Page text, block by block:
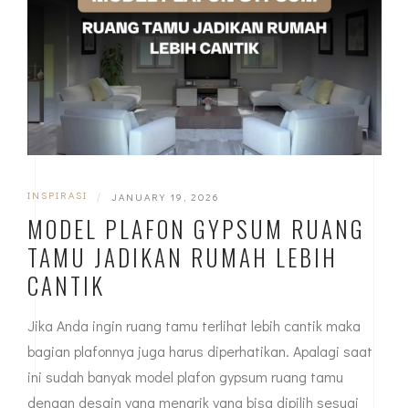
INSPIRASI | JANUARY 19, 2026
MODEL PLAFON GYPSUM RUANG
TAMU JADIKAN RUMAH LEBIH
CANTIK
Jika Anda ingin ruang tamu terlihat lebih cantik maka
bagian plafonnya juga harus diperhatikan. Apalagi saat
ini sudah banyak model plafon gypsum ruang tamu
dengan desain yang menarik yang bisa dipilih sesuai